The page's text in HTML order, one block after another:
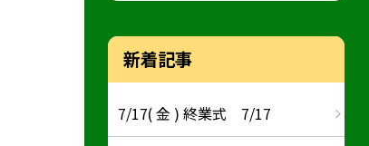
新着記事
7/17( 金 ) 終業式 7/17